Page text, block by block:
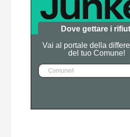
Dove gettare i
Vai al portale della
del tuo Comune!